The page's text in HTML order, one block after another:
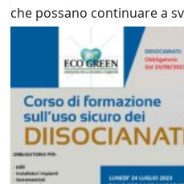
che possano continuare a